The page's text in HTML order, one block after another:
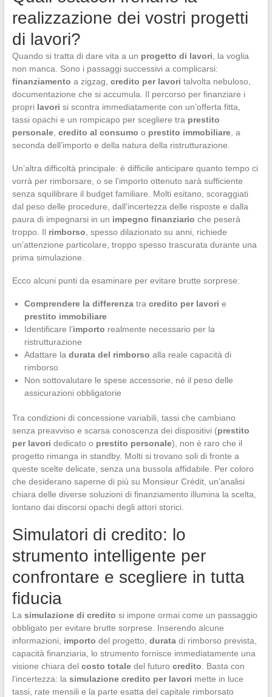
realizzazione dei vostri progetti
di lavori?
Quando si tratta di dare vita a un progetto di lavori , la voglia
non manca. Sono i passaggi successivi a complicarsi:
finanziamento a zigzag, credito per lavori talvolta nebuloso,
documentazione che si accumula. Il percorso per finanziare i
propri lavori si scontra immediatamente con un’offerta fitta,
tassi opachi e un rompicapo per scegliere tra prestito
personale, credito al consumo o prestito immobiliare, a
seconda dell’importo e della natura della ristrutturazione.
Un’altra difficoltà principale: è difficile anticipare quanto tempo ci
vorrà per rimborsare, o se l’importo ottenuto sarà sufficiente
senza squilibrare il budget familiare. Molti esitano, scoraggiati
dal peso delle procedure, dall’incertezza delle risposte e dalla
paura di impegnarsi in un impegno finanziario che peserà
troppo. Il rimborso , spesso dilazionato su anni, richiede
un’attenzione particolare, troppo spesso trascurata durante una
prima simulazione.
Ecco alcuni punti da esaminare per evitare brutte sorprese:
Comprendere la differenzatra credito per lavori e
prestito immobiliare
Identificare l’importo realmente necessario per la
ristrutturazione
Adattare la durata del rimborso alla reale capacità di
rimborso
Non sottovalutare le spese accessorie, né il peso delle
assicurazioni obbligatorie
Tra condizioni di concessione variabili, tassi che cambiano
senza preavviso e scarsa conoscenza dei dispositivi (prestito
per lavori dedicato o prestito personale), non è raro che il
progetto rimanga in standby. Molti si trovano soli di fronte a
queste scelte delicate, senza una bussola affidabile. Per coloro
che desiderano saperne di più su Monsieur Crédit, un’analisi
chiara delle diverse soluzioni di finanziamento illumina la scelta,
lontano dai discorsi opachi degli attori storici.
Simulatori di credito: lo
strumento intelligente per
confrontare e scegliere in tutta
fiducia
La simulazione di credito si impone ormai come un passaggio
obbligato per evitare brutte sorprese. Inserendo alcune
informazioni, importo del progetto, duratadi rimborso prevista,
capacità finanziaria, lo strumento fornisce immediatamente una
visione chiara del costo totaledel futuro credito . Basta con
l’incertezza: la simulazione credito per lavori mette in luce
tassi, rate mensili e la parte esatta del capitale rimborsato